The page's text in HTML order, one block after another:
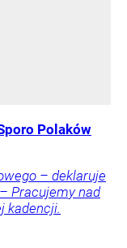
Polaków
– deklaruje
Pracujemy nad
kadencji.